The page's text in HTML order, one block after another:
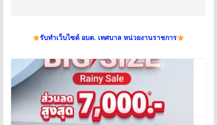
รับทำเว็บไซต์ อบต. เทศบาล หน่วยงานราชการ